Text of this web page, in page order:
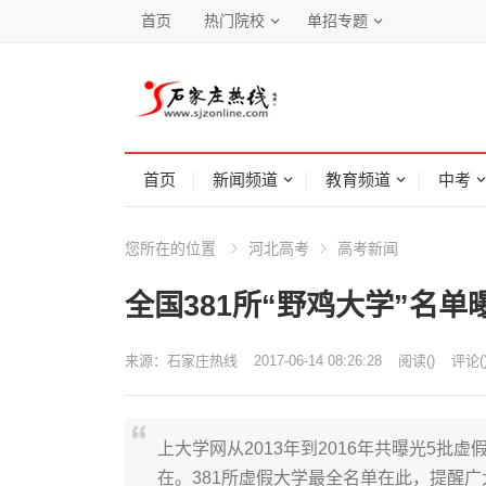
首页 热门院校 单招专题
首页 新闻频道 教育频道 中考
您所在的位置 河北高考 高考新闻
全国381所“野鸡大学”名单
来源： 石家庄热线 2017-06-14 08:26:28 阅读() 评论(
上大学网从2013年到2016年共曝光5批虚
在。381所虚假大学最全名单在此，提醒